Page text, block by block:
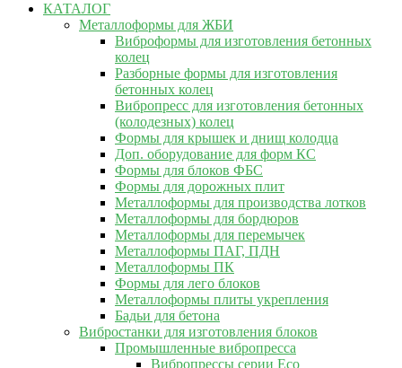
КАТАЛОГ
Металлоформы для ЖБИ
Виброформы для изготовления бетонных
колец
Разборные формы для изготовления
бетонных колец
Вибропресс для изготовления бетонных
(колодезных) колец
Формы для крышек и днищ колодца
Доп. оборудование для форм КС
Формы для блоков ФБС
Формы для дорожных плит
Металлоформы для производства лотков
Металлоформы для бордюров
Металлоформы для перемычек
Металлоформы ПАГ, ПДН
Металлоформы ПК
Формы для лего блоков
Металлоформы плиты укрепления
Бадьи для бетона
Вибростанки для изготовления блоков
Промышленные вибропресса
Вибропрессы серии Eco